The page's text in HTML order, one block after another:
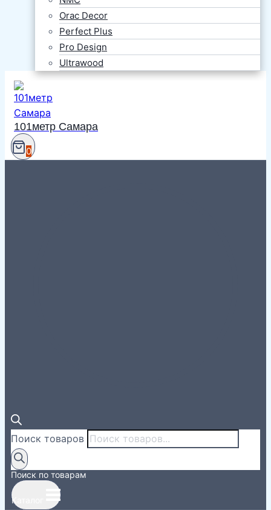
Orac Decor
Perfect Plus
Pro Design
Ultrawood
101метр Самара
0
Поиск товаров
Поиск по товарам
Каталог